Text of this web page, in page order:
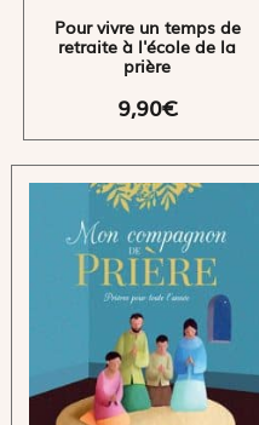
Pour vivre un temps de
retraite à l'école de la
prière
9,90€